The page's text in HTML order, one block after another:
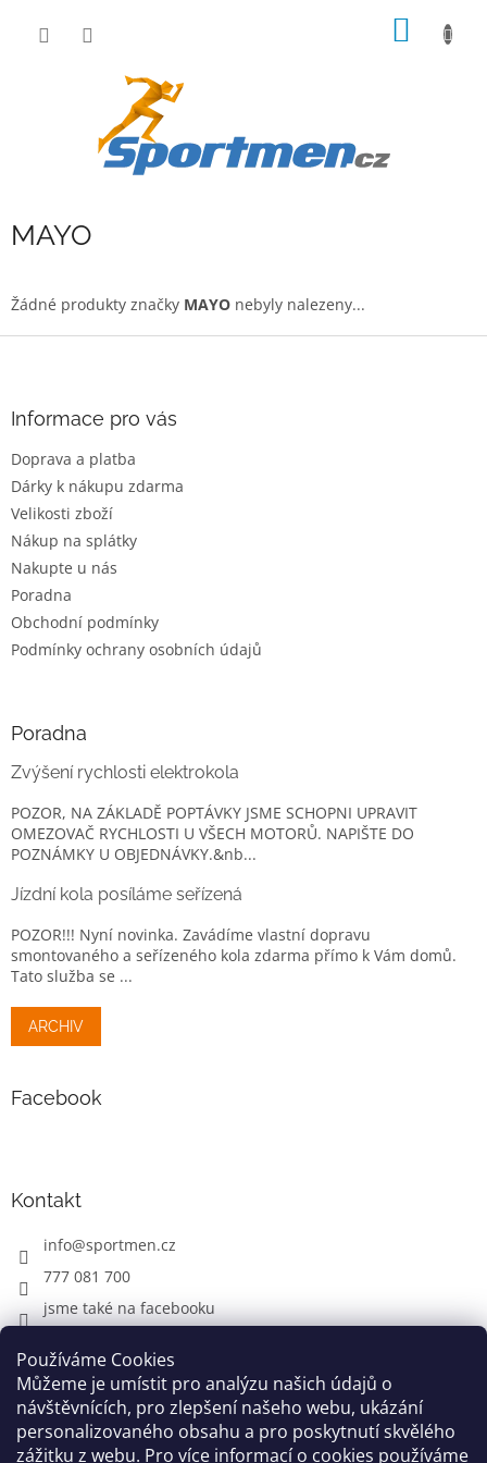
Používáme Cookies
Můžeme je umístit pro analýzu našich údajů o
návštěvnících, pro zlepšení našeho webu, ukázání
personalizovaného obsahu a pro poskytnutí skvělého
zážitku z webu. Pro více informací o cookies používáme
MAYO
Žádné produkty značky MAYO nebyly nalezeny...
Informace pro vás
Doprava a platba
Dárky k nákupu zdarma
Velikosti zboží
Nákup na splátky
Nakupte u nás
Poradna
Obchodní podmínky
Podmínky ochrany osobních údajů
Poradna
Zvýšení rychlosti elektrokola
POZOR, NA ZÁKLADĚ POPTÁVKY JSME SCHOPNI UPRAVIT
OMEZOVAČ RYCHLOSTI U VŠECH MOTORŮ. NAPIŠTE DO
POZNÁMKY U OBJEDNÁVKY.&nb...
Jízdní kola posíláme seřízená
POZOR!!! Nyní novinka. Zavádíme vlastní dopravu
smontovaného a seřízeného kola zdarma přímo k Vám domů.
Tato služba se ...
ARCHIV
Facebook
Kontakt
info@sportmen.cz
777 081 700
jsme také na facebooku
CYKLO OBLEČENÍ